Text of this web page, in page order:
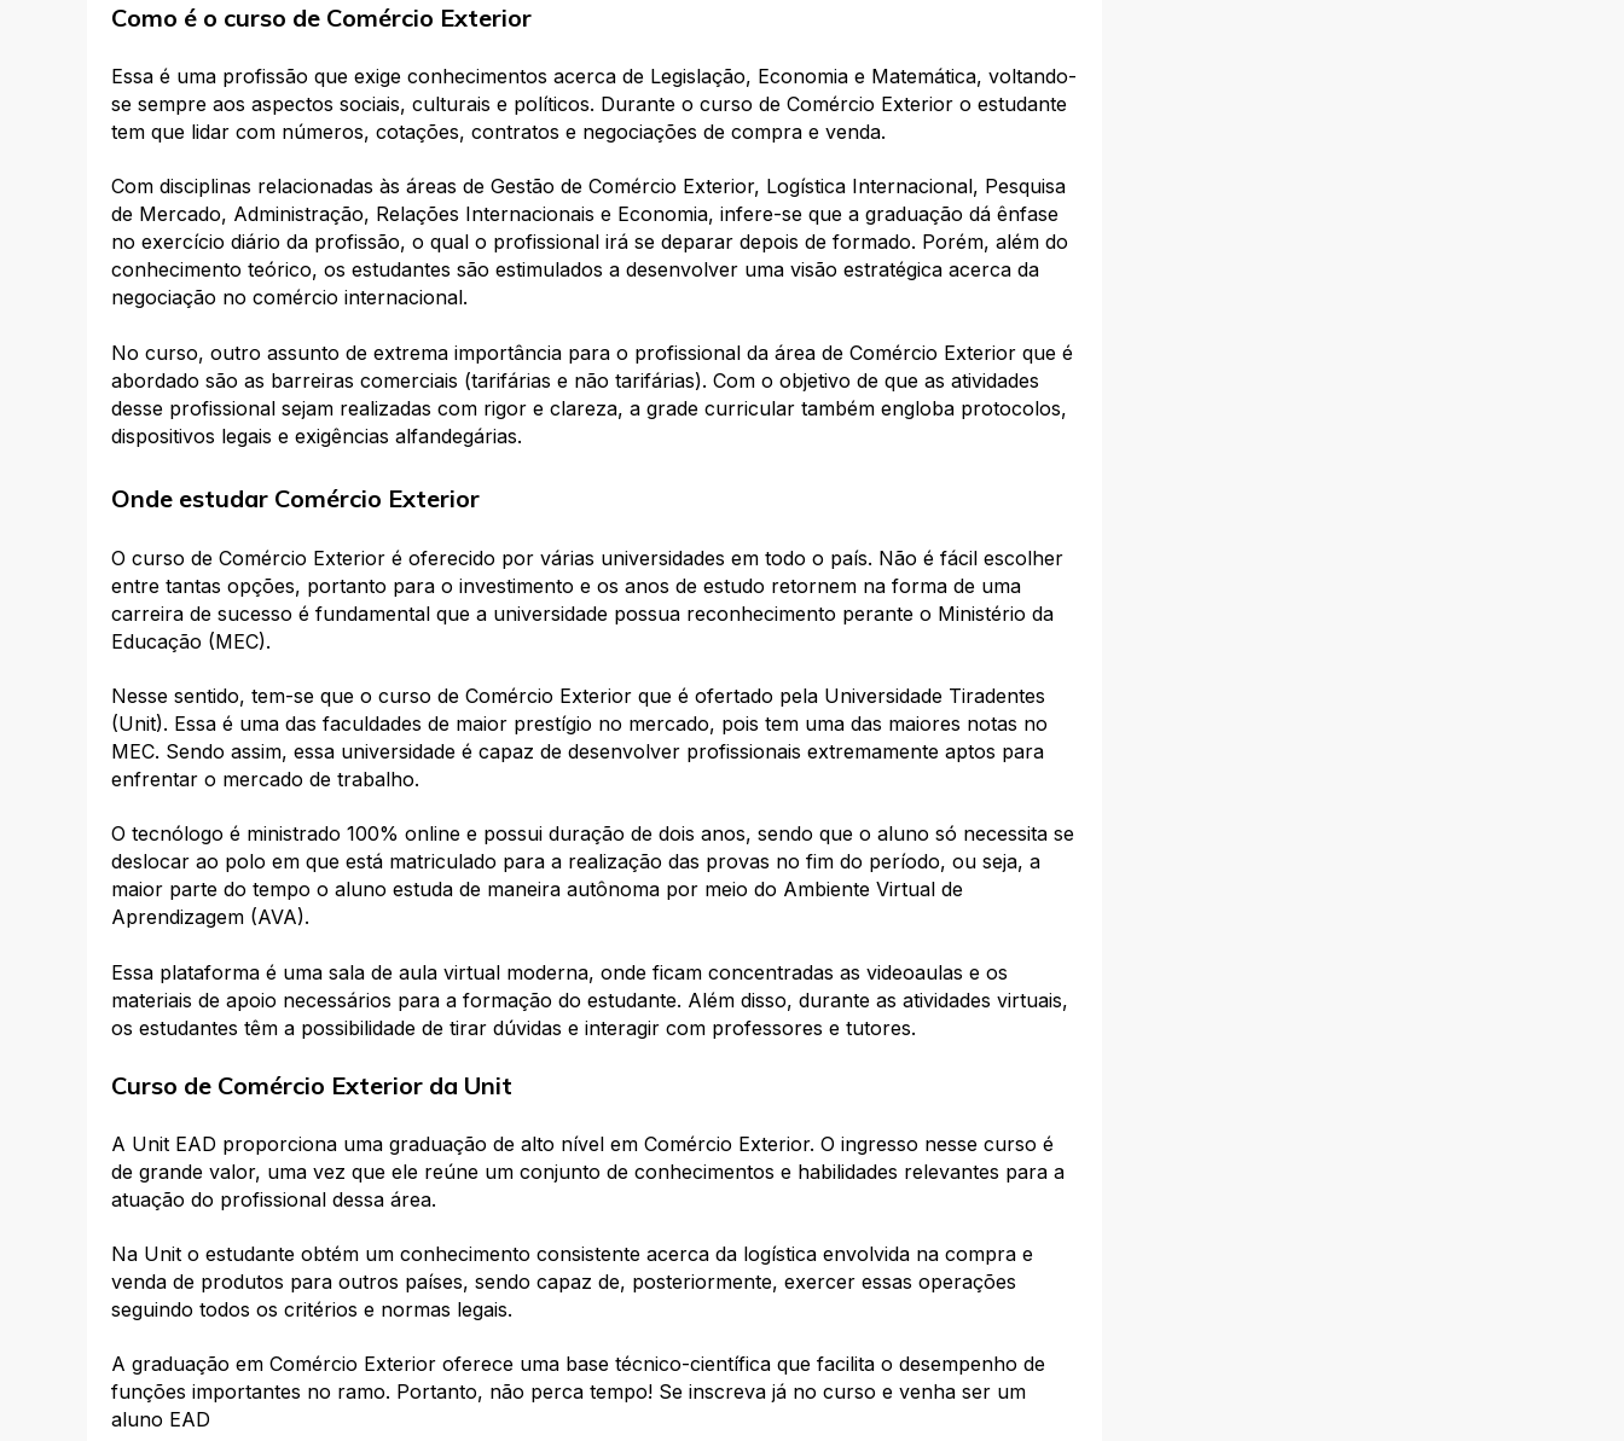
Como é o curso de Comércio Exterior
Essa é uma profissão que exige conhecimentos acerca de Legislação, Economia e Matemática, voltando-
se sempre aos aspectos sociais, culturais e políticos. Durante o curso de Comércio Exterior o estudante
tem que lidar com números, cotações, contratos e negociações de compra e venda.
Com disciplinas relacionadas às áreas de Gestão de Comércio Exterior, Logística Internacional, Pesquisa
de Mercado, Administração, Relações Internacionais e Economia, infere-se que a graduação dá ênfase
no exercício diário da profissão, o qual o profissional irá se deparar depois de formado. Porém, além do
conhecimento teórico, os estudantes são estimulados a desenvolver uma visão estratégica acerca da
negociação no comércio internacional.
No curso, outro assunto de extrema importância para o profissional da área de Comércio Exterior que é
abordado são as barreiras comerciais (tarifárias e não tarifárias). Com o objetivo de que as atividades
desse profissional sejam realizadas com rigor e clareza, a grade curricular também engloba protocolos,
dispositivos legais e exigências alfandegárias.
Onde estudar Comércio Exterior
O curso de Comércio Exterior é oferecido por várias universidades em todo o país. Não é fácil escolher
entre tantas opções, portanto para o investimento e os anos de estudo retornem na forma de uma
carreira de sucesso é fundamental que a universidade possua reconhecimento perante o Ministério da
Educação (MEC).
Nesse sentido, tem-se que o curso de Comércio Exterior que é ofertado pela Universidade Tiradentes
(Unit). Essa é uma das faculdades de maior prestígio no mercado, pois tem uma das maiores notas no
MEC. Sendo assim, essa universidade é capaz de desenvolver profissionais extremamente aptos para
enfrentar o mercado de trabalho.
O tecnólogo é ministrado 100% online e possui duração de dois anos, sendo que o aluno só necessita se
deslocar ao polo em que está matriculado para a realização das provas no fim do período, ou seja, a
maior parte do tempo o aluno estuda de maneira autônoma por meio do Ambiente Virtual de
Aprendizagem (AVA).
Essa plataforma é uma sala de aula virtual moderna, onde ficam concentradas as videoaulas e os
materiais de apoio necessários para a formação do estudante. Além disso, durante as atividades virtuais,
os estudantes têm a possibilidade de tirar dúvidas e interagir com professores e tutores.
Curso de Comércio Exterior da Unit
A Unit EAD proporciona uma graduação de alto nível em Comércio Exterior. O ingresso nesse curso é
de grande valor, uma vez que ele reúne um conjunto de conhecimentos e habilidades relevantes para a
atuação do profissional dessa área.
Na Unit o estudante obtém um conhecimento consistente acerca da logística envolvida na compra e
venda de produtos para outros países, sendo capaz de, posteriormente, exercer essas operações
seguindo todos os critérios e normas legais.
A graduação em Comércio Exterior oferece uma base técnico-científica que facilita o desempenho de
funções importantes no ramo. Portanto, não perca tempo! Se inscreva já no curso e venha ser um
aluno EAD